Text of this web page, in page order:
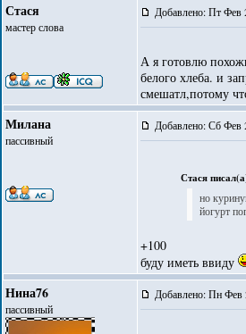
Стася
мастер слова
Добавлено: Пт Фев
А я готовлю
белого хлеба. и
смешатл,потому
Милана
пассивный
Добавлено: Сб Фев
Стася
но
йогурт
+100
буду иметь ввиду
Нина76
пассивный
Добавлено: Пн Фев